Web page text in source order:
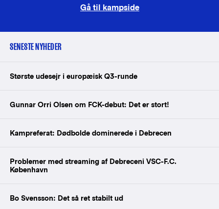
Gå til kampside
SENESTE NYHEDER
Største udesejr i europæisk Q3-runde
Gunnar Orri Olsen om FCK-debut: Det er stort!
Kampreferat: Dødbolde dominerede i Debrecen
Problemer med streaming af Debreceni VSC-F.C.
København
Bo Svensson: Det så ret stabilt ud